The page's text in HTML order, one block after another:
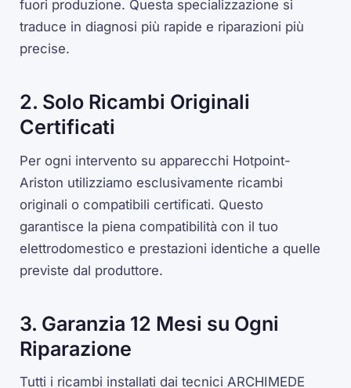
fuori produzione. Questa specializzazione si
traduce in diagnosi più rapide e riparazioni più
precise.
2. Solo Ricambi Originali
Certificati
Per ogni intervento su apparecchi Hotpoint-
Ariston utilizziamo esclusivamente ricambi
originali o compatibili certificati. Questo
garantisce la piena compatibilità con il tuo
elettrodomestico e prestazioni identiche a quelle
previste dal produttore.
3. Garanzia 12 Mesi su Ogni
Riparazione
Tutti i ricambi installati dai tecnici ARCHIMEDE